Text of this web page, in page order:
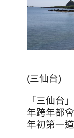
(三仙台)
「三仙台
年跨年都
年初第一